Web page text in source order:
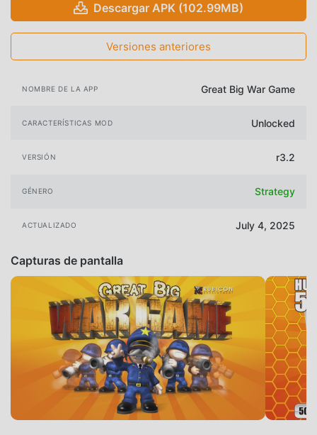
Descargar APK (102.99MB)
Versiones anteriores
NOMBRE DE LA APP Great Big War Game
CARACTERÍSTICAS MOD Unlocked
VERSIÓN r3.2
GÉNERO Strategy
ACTUALIZADO July 4, 2025
Capturas de pantalla